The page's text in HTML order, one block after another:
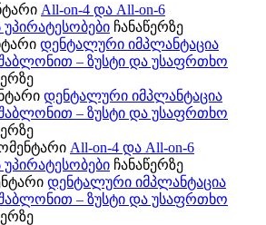
All-on-4 და All-on-6
ჩანაწერზე
დენტალური იმპლანტაცია
– ზუსტი და უსაფრთხო
დენტალური იმპლანტაცია
– ზუსტი და უსაფრთხო
All-on-4 და All-on-6
ჩანაწერზე
დენტალური იმპლანტაცია
– ზუსტი და უსაფრთხო